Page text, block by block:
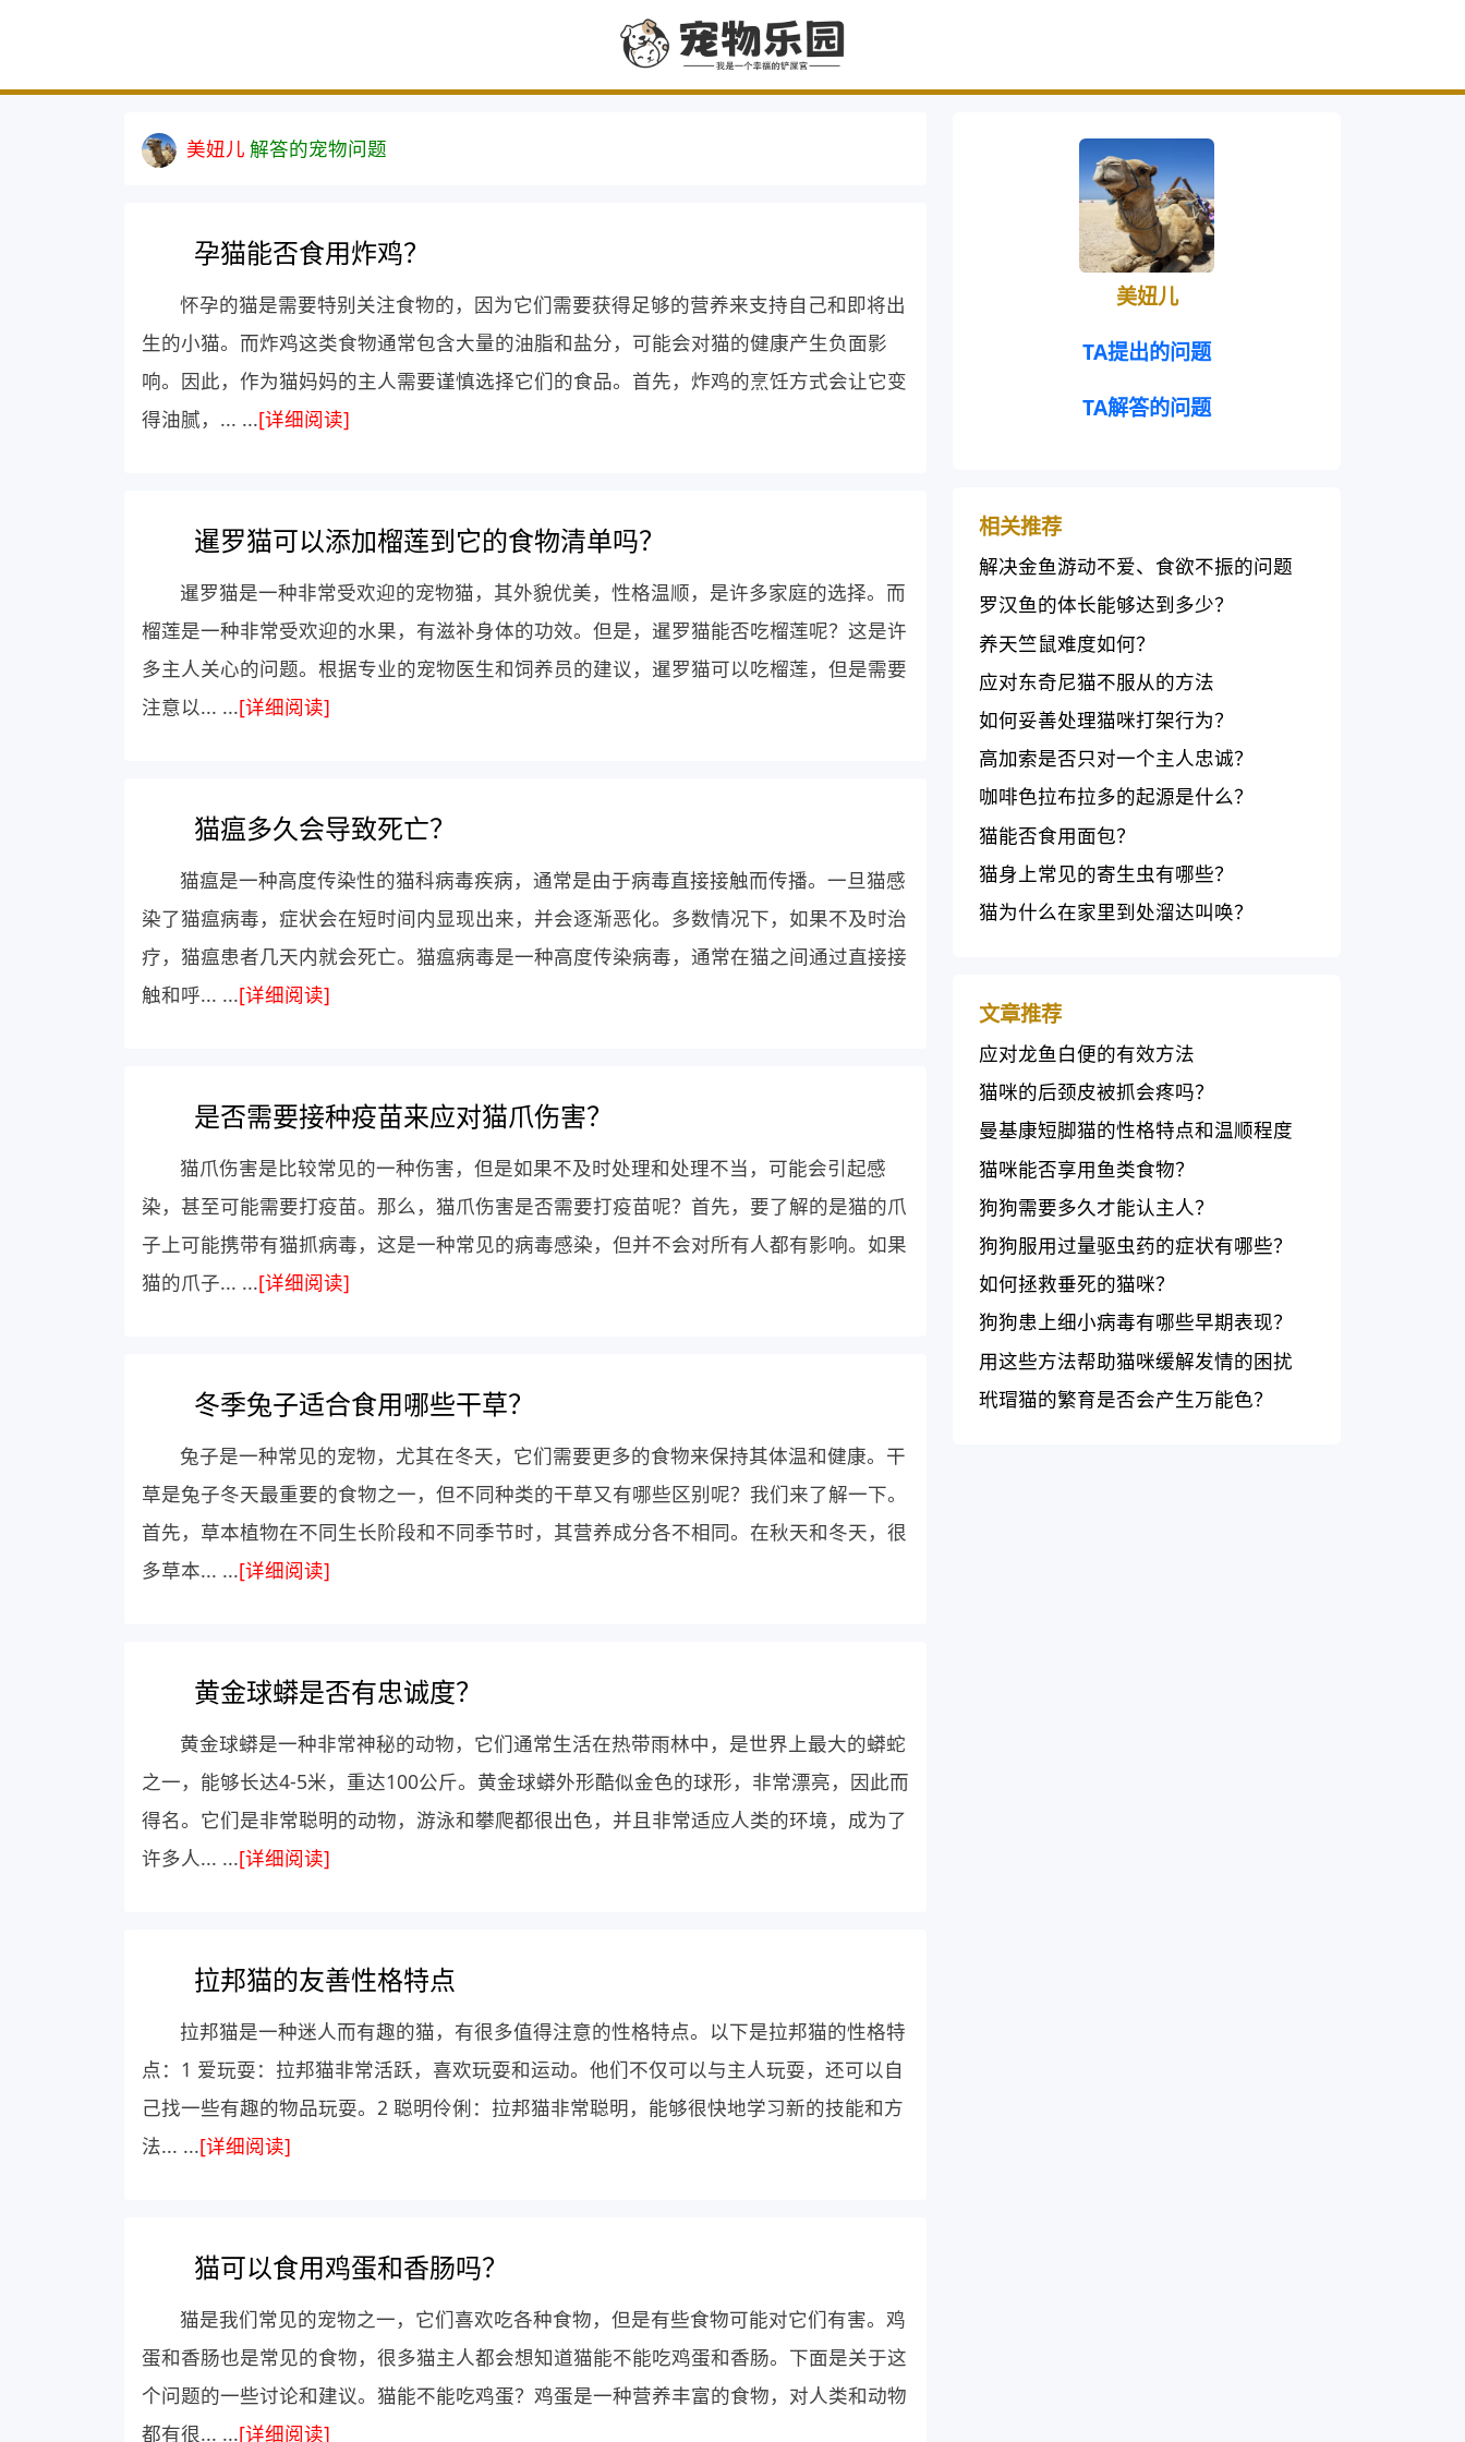
美妞儿 解答的宠物问题
孕猫能否食用炸鸡？
怀孕的猫是需要特别关注食物的，因为它们需要获得足够的营养来支持自己和即将出
生的小猫。而炸鸡这类食物通常包含大量的油脂和盐分，可能会对猫的健康产生负面影
响。因此，作为猫妈妈的主人需要谨慎选择它们的食品。首先，炸鸡的烹饪方式会让它变
得油腻，... ...[详细阅读]
暹罗猫可以添加榴莲到它的食物清单吗？
暹罗猫是一种非常受欢迎的宠物猫，其外貌优美，性格温顺，是许多家庭的选择。而
榴莲是一种非常受欢迎的水果，有滋补身体的功效。但是，暹罗猫能否吃榴莲呢？这是许
多主人关心的问题。根据专业的宠物医生和饲养员的建议，暹罗猫可以吃榴莲，但是需要
注意以... ...[详细阅读]
猫瘟多久会导致死亡？
猫瘟是一种高度传染性的猫科病毒疾病，通常是由于病毒直接接触而传播。一旦猫感
染了猫瘟病毒，症状会在短时间内显现出来，并会逐渐恶化。多数情况下，如果不及时治
疗，猫瘟患者几天内就会死亡。猫瘟病毒是一种高度传染病毒，通常在猫之间通过直接接
触和呼... ...[详细阅读]
是否需要接种疫苗来应对猫爪伤害？
猫爪伤害是比较常见的一种伤害，但是如果不及时处理和处理不当，可能会引起感
染，甚至可能需要打疫苗。那么，猫爪伤害是否需要打疫苗呢？首先，要了解的是猫的爪
子上可能携带有猫抓病毒，这是一种常见的病毒感染，但并不会对所有人都有影响。如果
猫的爪子... ...[详细阅读]
冬季兔子适合食用哪些干草？
兔子是一种常见的宠物，尤其在冬天，它们需要更多的食物来保持其体温和健康。干
草是兔子冬天最重要的食物之一，但不同种类的干草又有哪些区别呢？我们来了解一下。
首先，草本植物在不同生长阶段和不同季节时，其营养成分各不相同。在秋天和冬天，很
多草本... ...[详细阅读]
黄金球蟒是否有忠诚度？
黄金球蟒是一种非常神秘的动物，它们通常生活在热带雨林中，是世界上最大的蟒蛇
之一，能够长达4-5米，重达100公斤。黄金球蟒外形酷似金色的球形，非常漂亮，因此而
得名。它们是非常聪明的动物，游泳和攀爬都很出色，并且非常适应人类的环境，成为了
许多人... ...[详细阅读]
拉邦猫的友善性格特点
拉邦猫是一种迷人而有趣的猫，有很多值得注意的性格特点。以下是拉邦猫的性格特
点：1 爱玩耍：拉邦猫非常活跃，喜欢玩耍和运动。他们不仅可以与主人玩耍，还可以自
己找一些有趣的物品玩耍。2 聪明伶俐：拉邦猫非常聪明，能够很快地学习新的技能和方
法... ...[详细阅读]
猫可以食用鸡蛋和香肠吗？
猫是我们常见的宠物之一，它们喜欢吃各种食物，但是有些食物可能对它们有害。鸡
蛋和香肠也是常见的食物，很多猫主人都会想知道猫能不能吃鸡蛋和香肠。下面是关于这
个问题的一些讨论和建议。猫能不能吃鸡蛋？鸡蛋是一种营养丰富的食物，对人类和动物
都有很... ...[详细阅读]
美妞儿
TA提出的问题
TA解答的问题
相关推荐
解决金鱼游动不爱、食欲不振的问题
罗汉鱼的体长能够达到多少？
养天竺鼠难度如何？
应对东奇尼猫不服从的方法
如何妥善处理猫咪打架行为？
高加索是否只对一个主人忠诚？
咖啡色拉布拉多的起源是什么？
猫能否食用面包？
猫身上常见的寄生虫有哪些？
猫为什么在家里到处溜达叫唤？
文章推荐
应对龙鱼白便的有效方法
猫咪的后颈皮被抓会疼吗？
曼基康短脚猫的性格特点和温顺程度
猫咪能否享用鱼类食物？
狗狗需要多久才能认主人？
狗狗服用过量驱虫药的症状有哪些？
如何拯救垂死的猫咪？
狗狗患上细小病毒有哪些早期表现？
用这些方法帮助猫咪缓解发情的困扰
玳瑁猫的繁育是否会产生万能色？